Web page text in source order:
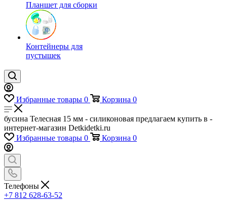
Планшет для сборки
Контейнеры для
пустышек
Избранные товары 0 Корзина 0
бусина Телесная 15 мм - силиконовая предлагаем купить в -
интернет-магазин Detkidetki.ru
Избранные товары 0 Корзина 0
Телефоны
+7 812 628-63-52